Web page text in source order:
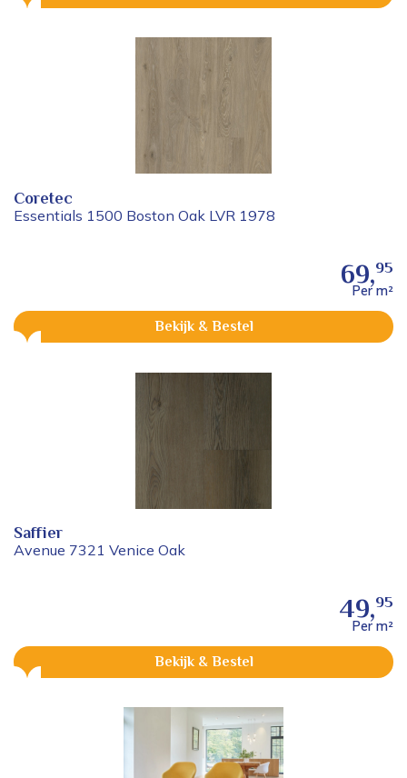
Coretec
Essentials 1500 Boston Oak LVR 1978
69,95
Per m²
Bekijk & Bestel
Saffier
Avenue 7321 Venice Oak
49,95
Per m²
Bekijk & Bestel